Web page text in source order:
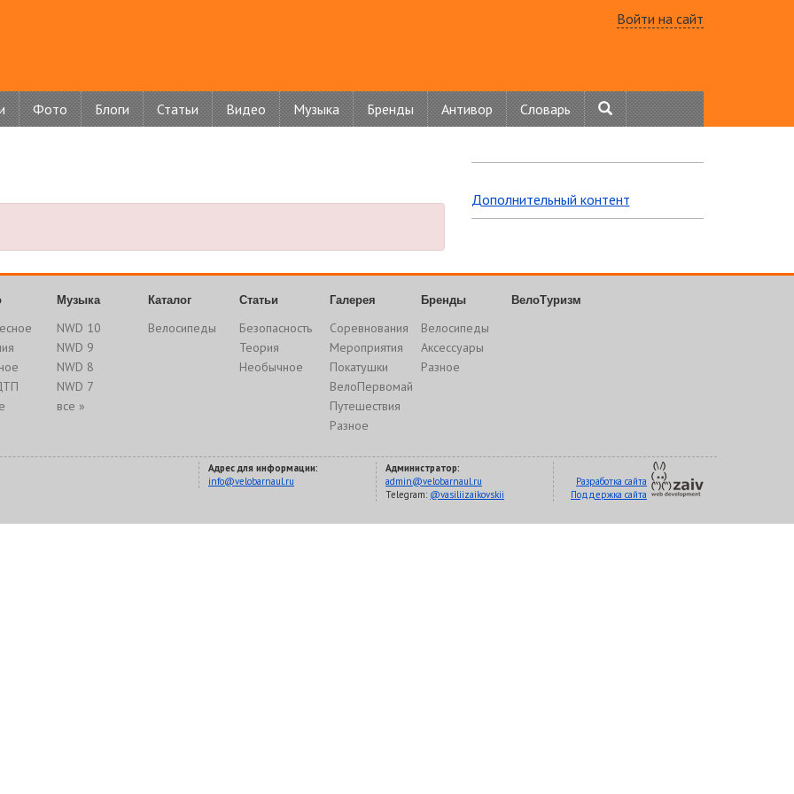
Войти на сайт
Фото Блоги Статьи Видео Музыка Бренды Антивор Словарь
Дополнительный контент
Музыка
NWD 10
NWD 9
NWD 8
NWD 7
все »
Каталог
Велосипеды
Статьи
Безопасность
Теория
Необычное
Галерея
Соревнования
Мероприятия
Покатушки
ВелоПервомай
Путешествия
Разное
Бренды
Велосипеды
Аксессуары
Разное
ВелоТуризм
Разработка сайта
Поддержка сайта
Администратор:
admin@velobarnaul.ru
Telegram: @vasiliizaikovskii
Адрес для информации:
info@velobarnaul.ru